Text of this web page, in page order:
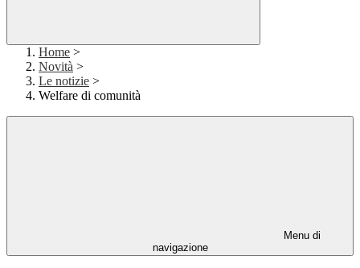
Home >
Novità >
Le notizie >
Welfare di comunità
Menu di
navigazione